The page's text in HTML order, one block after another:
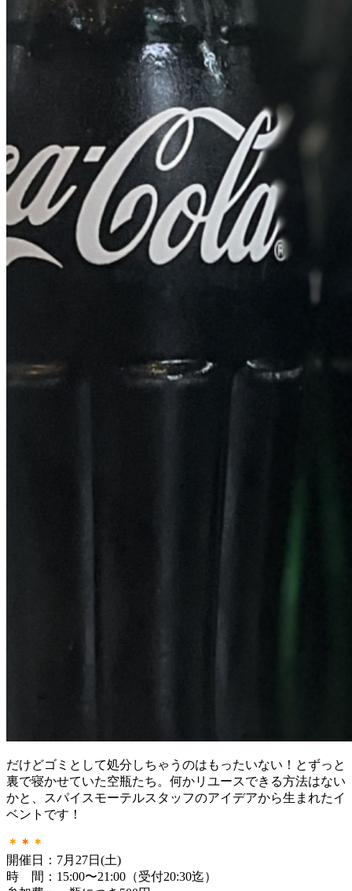
だけどゴミとして処分しちゃうのはもったいない！とずっと
裏で寝かせていた空瓶たち。何かリユースできる方法はない
かと、スパイスモーテルスタッフのアイデアから生まれたイ
ベントです！
＊ ＊ ＊
開催日：7月27日(土)
時 間：15:00〜21:00（受付20:30迄）